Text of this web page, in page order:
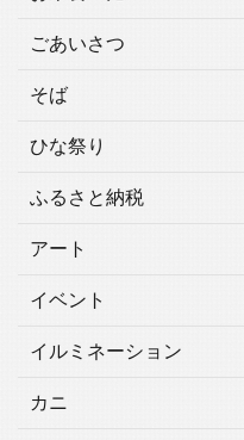
ごあいさつ
そば
ひな祭り
ふるさと納税
アート
イベント
イルミネーション
カニ